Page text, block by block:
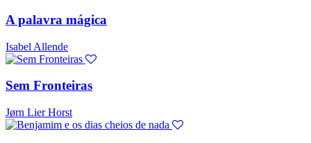
A palavra mágica
Isabel Allende
Sem Fronteiras
Jørn Lier Horst